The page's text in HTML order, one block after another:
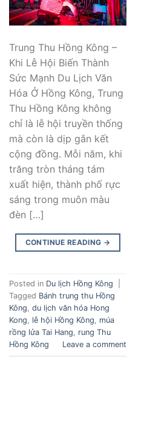
Trung Thu Hồng Kông –
Khi Lễ Hội Biến Thành
Sức Mạnh Du Lịch Văn
Hóa Ở Hồng Kông, Trung
Thu Hồng Kông không
chỉ là lễ hội truyền thống
mà còn là dịp gắn kết
cộng đồng. Mỗi năm, khi
trăng tròn tháng tám
xuất hiện, thành phố rực
sáng trong muôn màu
đèn […]
CONTINUE READING →
Posted in Du lịch Hồng Kông
Tagged Bánh trung thu Hồng
Kông, du lịch văn hóa Hong
Kong, lễ hội Hồng Kông, múa
rồng lửa Tai Hang, rung Thu
Hồng Kông
Leave a comment